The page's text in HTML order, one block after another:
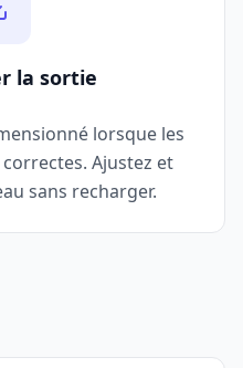
la sortie
lorsque les
Ajustez et
sans recharger.